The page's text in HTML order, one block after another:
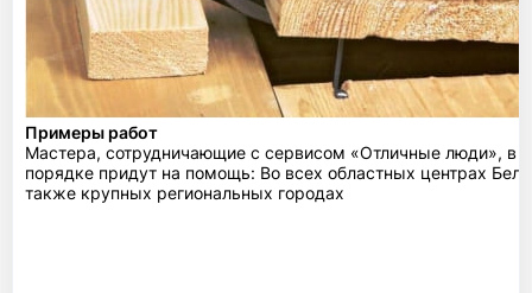
Примеры работ
Мастера, сотрудничающие с сервисом «Отличные люди», в
порядке придут на помощь: Во всех областных центрах
также крупных региональных городах